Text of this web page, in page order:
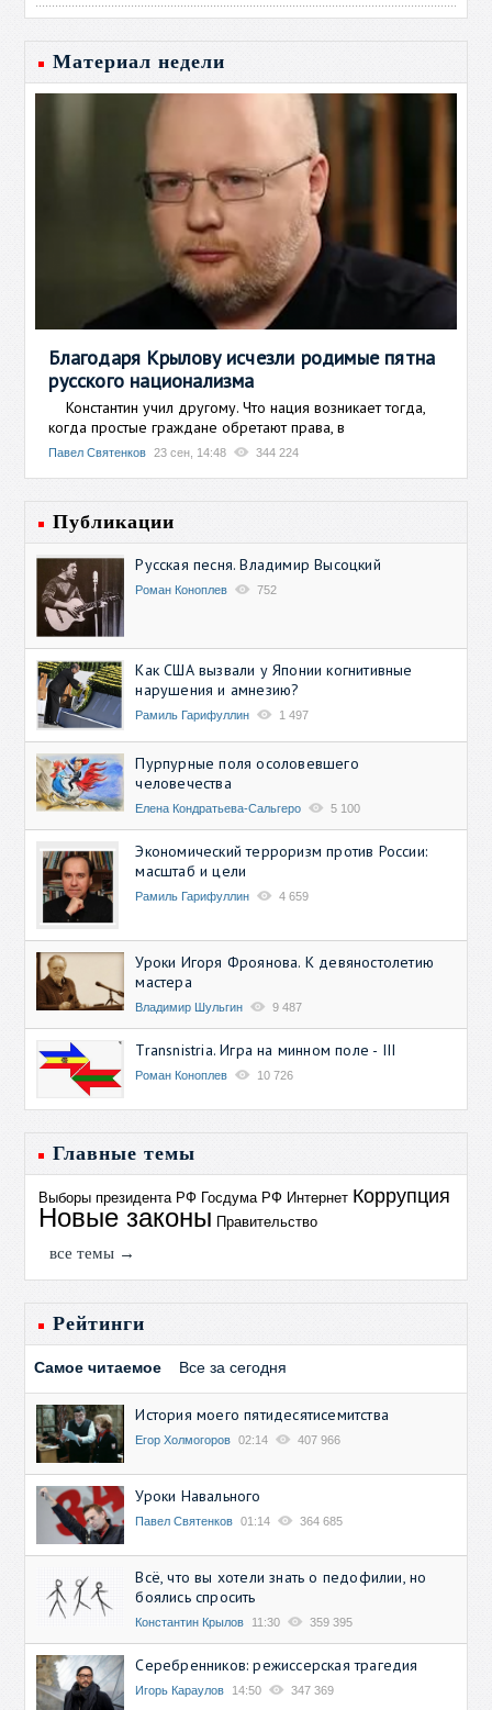
Материал недели
Благодаря Крылову исчезли родимые пятна
русского национализма
Константин учил другому. Что нация возникает тогда,
когда простые граждане обретают права, в
Павел Святенков 23 сен, 14:48 344 224
Публикации
Русская песня. Владимир Высоцкий
Роман Коноплев 752
Как США вызвали у Японии когнитивные
нарушения и амнезию?
Рамиль Гарифуллин 1 497
Пурпурные поля осоловевшего
человечества
Елена Кондратьева-Сальгеро 5 100
Экономический терроризм против России:
масштаб и цели
Рамиль Гарифуллин 4 659
Уроки Игоря Фроянова. К девяностолетию
мастера
Владимир Шульгин 9 487
Transnistria. Игра на минном поле - III
Роман Коноплев 10 726
Главные темы
Выборы президента РФ Госдума РФ Интернет Коррупция
Новые законы Правительство
все темы →
Рейтинги
Самое читаемое Все за сегодня
История моего пятидесятисемитства
Егор Холмогоров 02:14 407 966
Уроки Навального
Павел Святенков 01:14 364 685
Всё, что вы хотели знать о педофилии, но
боялись спросить
Константин Крылов 11:30 359 395
Серебренников: режиссерская трагедия
Игорь Караулов 14:50 347 369